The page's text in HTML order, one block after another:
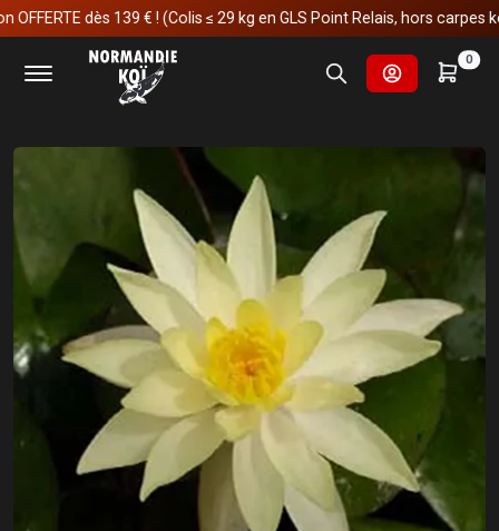
dès 139 € ! (Colis ≤ 29 kg en GLS Point Relais, hors carpes koï)
0
Accueil
Fournitures et technologies pour les bassins
Plantes aquatiques
Nenuphar ‘Sulphurea’